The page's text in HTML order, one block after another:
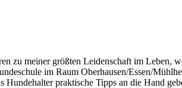
zu meiner größten Leidenschaft im Leben,
im Raum Oberhausen/Essen/
praktische Tipps an die Hand